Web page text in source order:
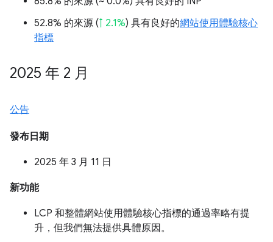
52.8% 的來源 (↑ 2.1%) 具有良好的網站使用體驗核心
指標
2025 年 2 月
公告
發布日期
2025 年 3 月 11 日
新功能
LCP 和整體網站使用體驗核心指標的通過率略有提
升，但我們無法提供具體原因。